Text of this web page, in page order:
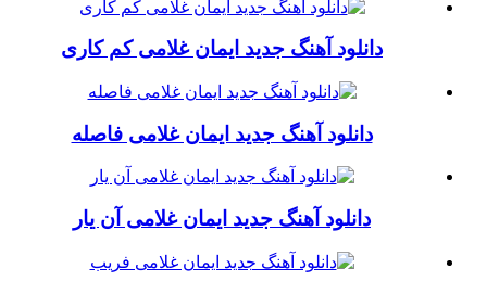
دانلود آهنگ جدید ایمان غلامی کم کاری
دانلود آهنگ جدید ایمان غلامی فاصله
دانلود آهنگ جدید ایمان غلامی آن یار